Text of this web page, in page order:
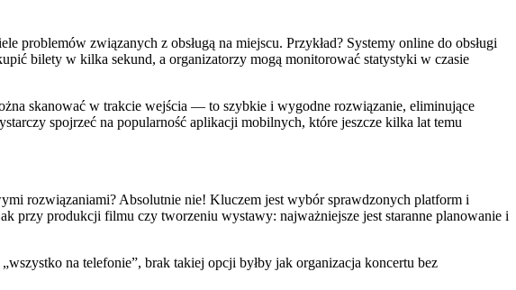
problemów związanych z obsługą na miejscu. Przykład? Systemy online do obsługi
bilety w kilka sekund, a organizatorzy mogą monitorować statystyki w czasie
skanować w trakcie wejścia — to szybkie i wygodne rozwiązanie, eliminujące
spojrzeć na popularność aplikacji mobilnych, które jeszcze kilka lat temu
rozwiązaniami? Absolutnie nie! Kluczem jest wybór sprawdzonych platform i
przy produkcji filmu czy tworzeniu wystawy: najważniejsze jest staranne planowanie i
na telefonie”, brak takiej opcji byłby jak organizacja koncertu bez